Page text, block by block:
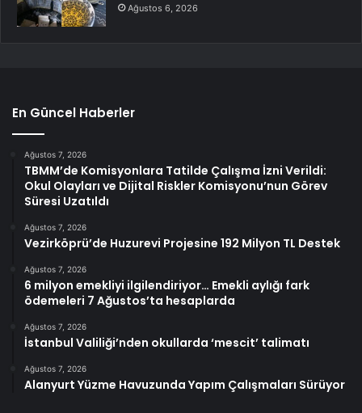
Ağustos 6, 2026
En Güncel Haberler
Ağustos 7, 2026
TBMM’de Komisyonlara Tatilde Çalışma İzni Verildi:
Okul Olayları ve Dijital Riskler Komisyonu’nun Görev
Süresi Uzatıldı
Ağustos 7, 2026
Vezirköprü’de Huzurevi Projesine 192 Milyon TL Destek
Ağustos 7, 2026
6 milyon emekliyi ilgilendiriyor… Emekli aylığı fark
ödemeleri 7 Ağustos’ta hesaplarda
Ağustos 7, 2026
İstanbul Valiliği’nden okullarda ‘mescit’ talimatı
Ağustos 7, 2026
Alanyurt Yüzme Havuzunda Yapım Çalışmaları Sürüyor